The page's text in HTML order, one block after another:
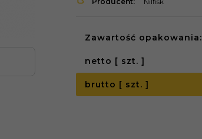
Zawartość opakowania:
netto [ szt. ]
brutto [ szt. ]